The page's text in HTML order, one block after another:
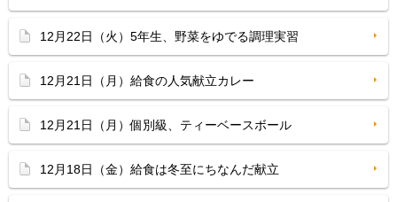
12月22日（火）5年生、野菜をゆでる調理実習
12月21日（月）給食の人気献立カレー
12月21日（月）個別級、ティーベースボール
12月18日（金）給食は冬至にちなんだ献立